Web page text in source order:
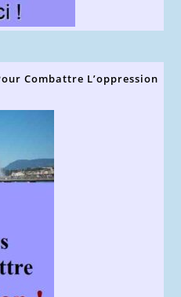
Combattre L’oppression